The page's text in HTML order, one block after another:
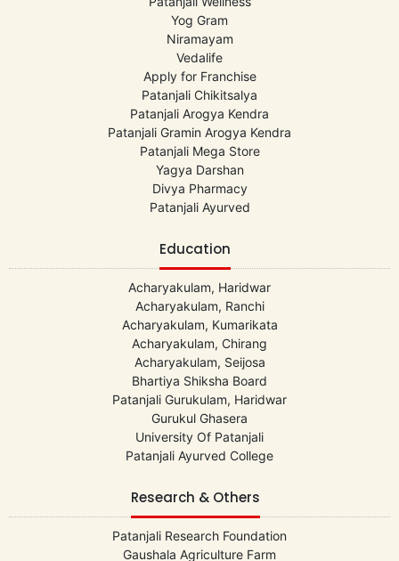
Yog Gram
Niramayam
Vedalife
Apply for Franchise
Patanjali Chikitsalya
Patanjali Arogya Kendra
Patanjali Gramin Arogya Kendra
Patanjali Mega Store
Yagya Darshan
Divya Pharmacy
Patanjali Ayurved
Education
Acharyakulam, Haridwar
Acharyakulam, Ranchi
Acharyakulam, Kumarikata
Acharyakulam, Chirang
Acharyakulam, Seijosa
Bhartiya Shiksha Board
Patanjali Gurukulam, Haridwar
Gurukul Ghasera
University Of Patanjali
Patanjali Ayurved College
Research & Others
Patanjali Research Foundation
Gaushala Agriculture Farm